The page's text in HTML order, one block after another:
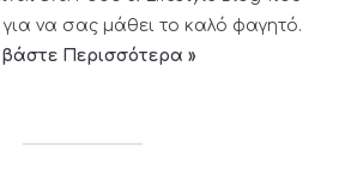
να σας μάθει το καλό φαγητό.
Περισσότερα »